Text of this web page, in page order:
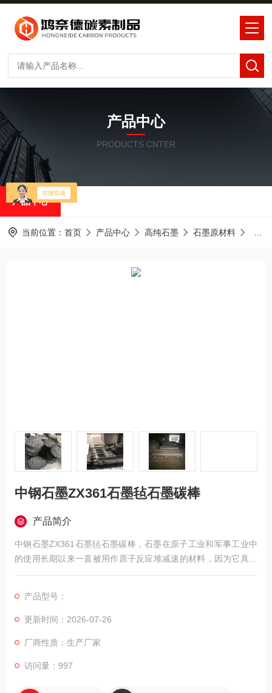
产品中心
PRODUCTS CNTER
产品中心
当前位置： 首页 产品中心 高纯石墨 石墨原材料
中钢石墨ZX361石墨毡石墨碳棒
产品简介
中钢石墨ZX361石墨毡石墨碳棒，石墨在原子工业和军事工业中
的使用长期以来一直被用作原子反应堆减速的材料，因为它具有
优异的中子减速性能。石墨反应堆是的核反应堆之一。
产品型号：
更新时间：2026-07-26
厂商性质：生产厂家
访问量：997